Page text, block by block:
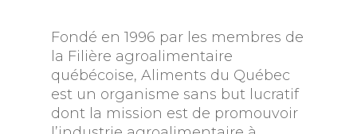
Fondé en 1996 par les membres de
la Filière agroalimentaire
québécoise, Aliments du Québec
est un organisme sans but lucratif
dont la mission est de promouvoir